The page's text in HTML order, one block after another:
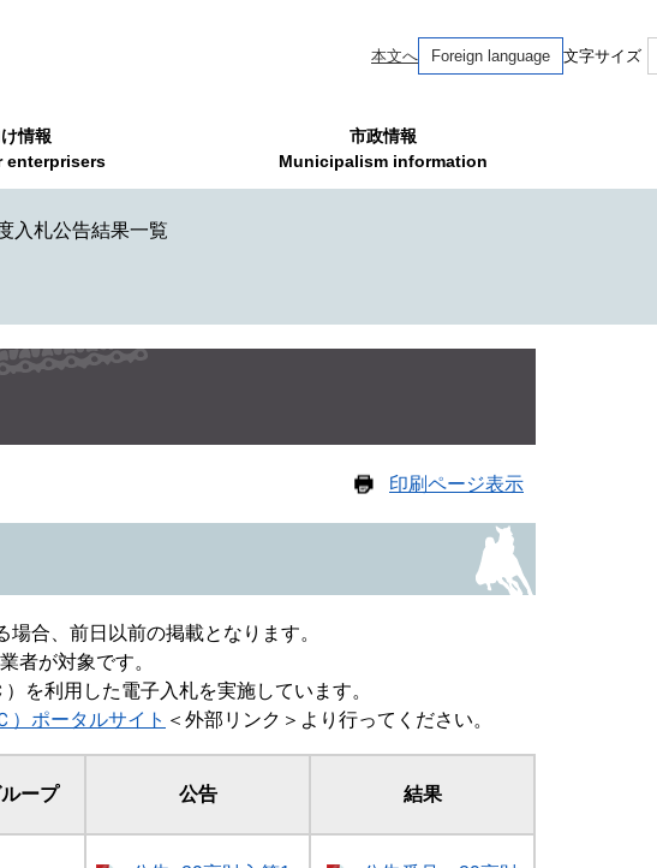
本文へ Foreign language 文字サイズ
情報
enterprisers
市政情報
Municipalism information
入札公告結果一覧
印刷ページ表示
合、前日以前の掲載となります。
者が対象です。
を利用した電子入札を実施しています。
）ポータルサイト ＜外部リンク＞ より行ってください。
ープ 公告 結果